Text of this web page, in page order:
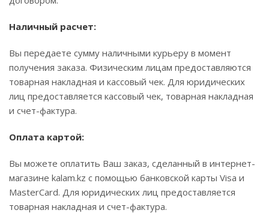
Наличный расчет:
Вы передаете сумму наличными курьеру в момент
получения заказа. Физическим лицам предоставляются
товарная накладная и кассовый чек. Для юридических
лиц предоставляется кассовый чек, товарная накладная
и счет-фактура.
Оплата картой:
Вы можете оплатить Ваш заказ, сделанный в интернет-
магазине kalam.kz с помощью банковской карты Visa и
MasterCard. Для юридических лиц предоставляется
товарная накладная и счет-фактура.